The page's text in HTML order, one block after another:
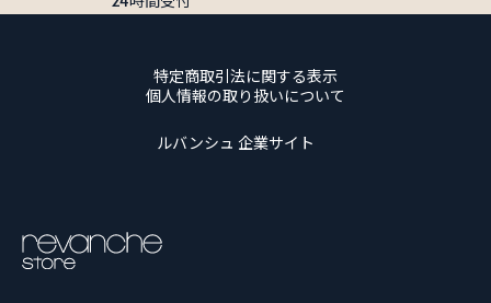
これまでの唇のトラブルが無く、お使いいただ
ろしくお願いいたします。ありがとうございま
はな様 投稿日：
おすすめ度：
特定商取引法に関する表示
個人情報の取り扱いについて
ルバンシュ 企業サイト